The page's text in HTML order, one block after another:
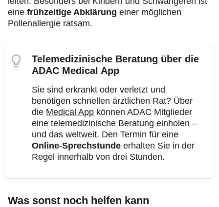
eine frühzeitige Abklärung einer möglichen
Pollenallergie ratsam.
Telemedizinische Beratung über die
ADAC Medical App
Sie sind erkrankt oder verletzt und
benötigen schnellen ärztlichen Rat? Über
die Medical App können ADAC Mitglieder
eine telemedizinische Beratung einholen –
und das weltweit. Den Termin für eine
Online-Sprechstunde erhalten Sie in der
Regel innerhalb von drei Stunden.
Was sonst noch helfen kann